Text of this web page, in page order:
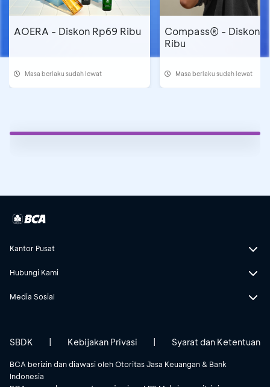
AOERA - Diskon Rp69 Ribu
Masa berlaku sudah lewat
Compass® - Diskon
Ribu
Masa berlaku sudah lewat
Kantor Pusat
Hubungi Kami
Media Sosial
BCA berizin dan diawasi oleh Otoritas Jasa Keuangan & Bank
Indonesia
SBDK | Kebijakan Privasi | Syarat dan Ketentuan